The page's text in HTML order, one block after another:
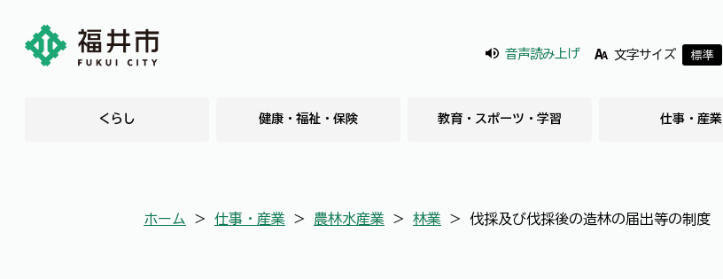
音声読み上げ 文字サイズ 標準
くらし 健康・福祉・保険 教育・スポーツ・学習 仕事・産業
ホーム ＞ 仕事・産業 ＞ 農林水産業 ＞ 林業 ＞ 伐採及び伐採後の造林の届出等の制度